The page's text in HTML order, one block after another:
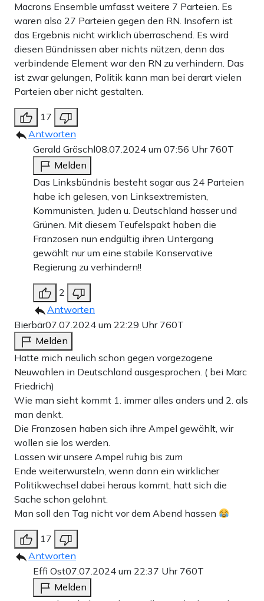
Macrons Ensemble umfasst weitere 7 Parteien. Es
waren also 27 Parteien gegen den RN. Insofern ist
das Ergebnis nicht wirklich überraschend. Es wird
diesen Bündnissen aber nichts nützen, denn das
verbindende Element war den RN zu verhindern. Das
ist zwar gelungen, Politik kann man bei derart vielen
Parteien aber nicht gestalten.
17
Antworten
Gerald Gröschl08.07.2024 um 07:56 Uhr 760T
Melden
Das Linksbündnis besteht sogar aus 24 Parteien
habe ich gelesen, von Linksextremisten,
Kommunisten, Juden u. Deutschland hasser und
Grünen. Mit diesem Teufelspakt haben die
Franzosen nun endgültig ihren Untergang
gewählt nur um eine stabile Konservative
Regierung zu verhindern!!
2
Antworten
Bierbär07.07.2024 um 22:29 Uhr 760T
Melden
Hatte mich neulich schon gegen vorgezogene
Neuwahlen in Deutschland ausgesprochen. ( bei Marc
Friedrich)
Wie man sieht kommt 1. immer alles anders und 2. als
man denkt.
Die Franzosen haben sich ihre Ampel gewählt, wir
wollen sie los werden.
Lassen wir unsere Ampel ruhig bis zum
Ende weiterwursteln, wenn dann ein wirklicher
Politikwechsel dabei heraus kommt, hatt sich die
Sache schon gelohnt.
Man soll den Tag nicht vor dem Abend hassen
17
Antworten
Effi Ost07.07.2024 um 22:37 Uhr 760T
Melden